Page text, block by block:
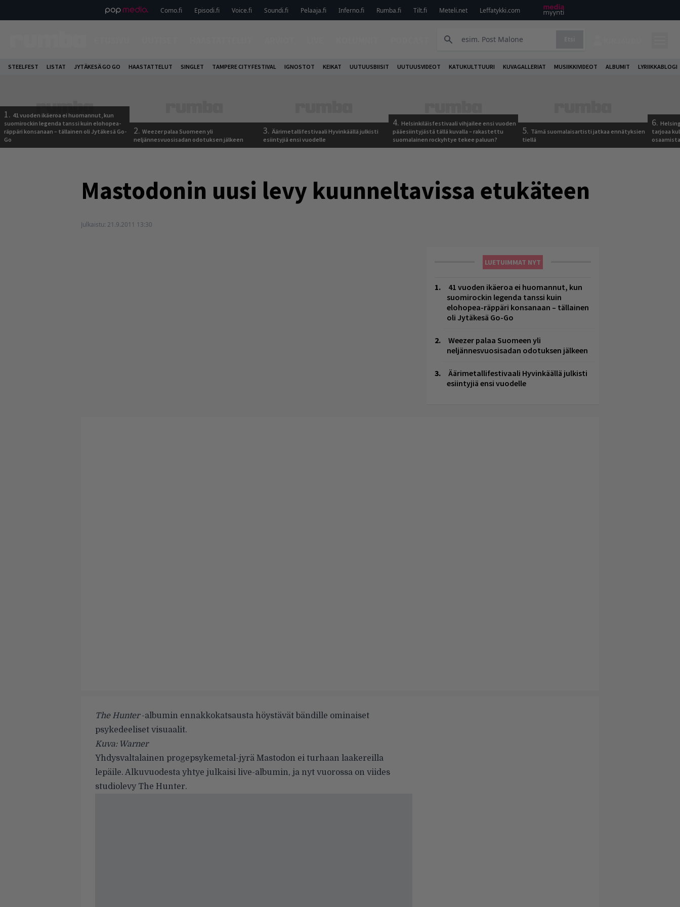
Como.fi Episodi.fi Voice.fi Soundi.fi Pelaaja.fi Inferno.fi Rumba.fi Tilt.fi Meteli.net Leffatykki.com
STEELFEST LISTAT JYTÄKESÄ GO GO HAASTATTELUT SINGLET TAMPERE CITY FESTIVAL IGNOSTOT KEIKAT UUTUUSBIISIT UUTUUSVIDEOT KATUKULTTUURI KUVAGALLERIAT MUSIIKKIVIDEOT ALBUMIT LYRIIKKABLOGI
1. 41 vuoden ikäeroa ei huomannut, kun
suomirockin legenda tanssi kuin elohopea-
räppäri konsanaan – tällainen oli Jytäkesä Go-
Go
2. Weezer palaa Suomeen yli
neljännesvuosisadan odotuksen jälkeen
3. Äärimetallifestivaali Hyvinkäällä julkisti
esiintyjiä ensi vuodelle
4. Helsinkiläisfestivaali vihjailee ensi vuoden
pääesiintyjästä tällä kuvalla – rakastettu
suomalainen rockyhtye tekee paluun?
5. Tämä suomalaisartisti jatkaa ennätyksien
tiellä
6.
tarjoaa
Mastodonin uusi levy kuunneltavissa etukäteen
Julkaistu: 21.9.2011 13:30
LUETUIMMAT NYT
41 vuoden ikäeroa ei huomannut, kun
suomirockin legenda tanssi kuin
elohopea-räppäri konsanaan – tällainen
oli Jytäkesä Go-Go
Weezer palaa Suomeen yli
neljännesvuosisadan odotuksen jälkeen
Äärimetallifestivaali Hyvinkäällä julkisti
esiintyjiä ensi vuodelle
The Hunter-albumin ennakkokatsausta höystävät bändille ominaiset
psykedeeliset visuaalit.
Kuva: Warner
Yhdysvaltalainen progepsykemetal-jyrä Mastodon ei turhaan laakereilla
lepäile. Alkuvuodesta yhtye julkaisi live-albumin, ja nyt vuorossa on viides
studiolevy The Hunter.